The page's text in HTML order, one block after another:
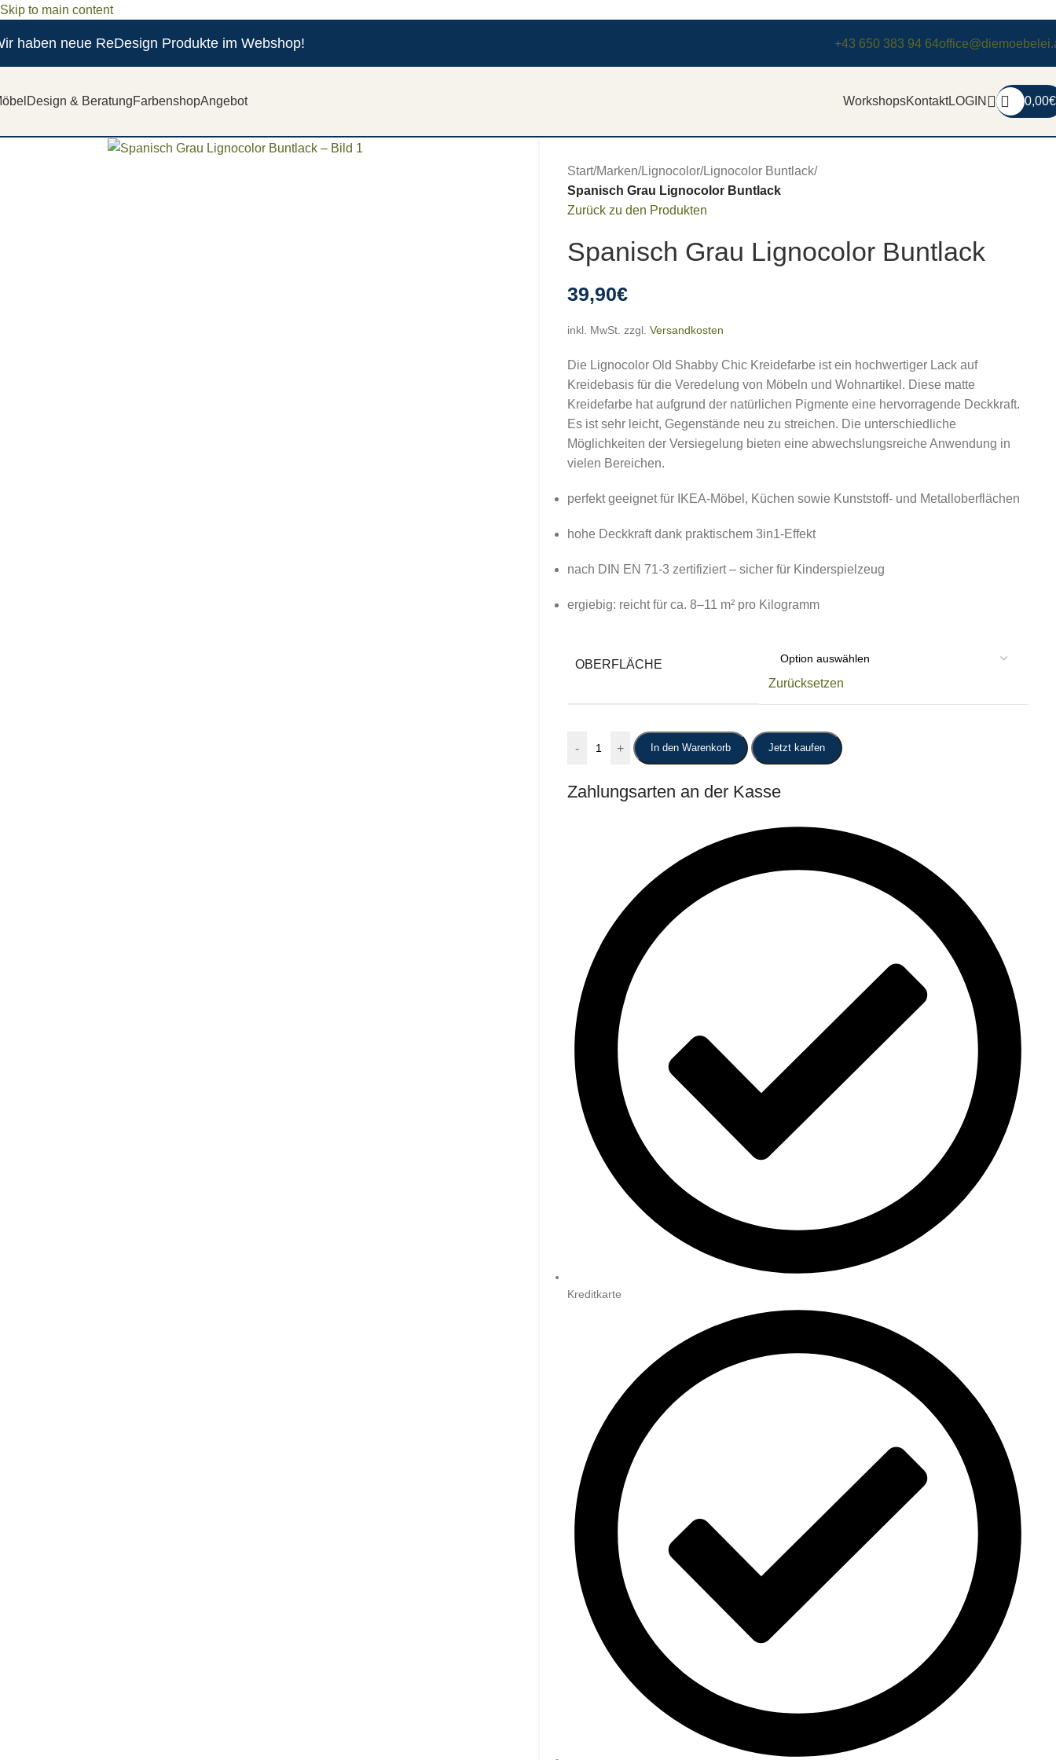
Skip to main content
haben neue ReDesign Produkte im Webshop! +43 650 383 94 64
Design & BeratungFarbenshopAngebot WorkshopsKontaktLOGIN 0,00€
Start/Marken/Lignocolor/Lignocolor Buntlack/
Spanisch Grau Lignocolor Buntlack
Zurück zu den Produkten
Spanisch Grau Lignocolor Buntlack
39,90€
inkl. MwSt. zzgl. Versandkosten
Die Lignocolor Old Shabby Chic Kreidefarbe ist ein hochwertiger Lack auf
Kreidebasis für die Veredelung von Möbeln und Wohnartikel. Diese matte
Kreidefarbe hat aufgrund der natürlichen Pigmente eine hervorragende Deckkraft.
Es ist sehr leicht, Gegenstände neu zu streichen. Die unterschiedliche
Möglichkeiten der Versiegelung bieten eine abwechslungsreiche Anwendung in
vielen Bereichen.
perfekt geeignet für IKEA-Möbel, Küchen sowie Kunststoff- und Metalloberflächen
hohe Deckkraft dank praktischem 3in1-Effekt
nach DIN EN 71-3 zertifiziert – sicher für Kinderspielzeug
ergiebig: reicht für ca. 8–11 m² pro Kilogramm
OBERFLÄCHE
Zurücksetzen
- + In den Warenkorb Jetzt kaufen
Zahlungsarten an der Kasse
Kreditkarte